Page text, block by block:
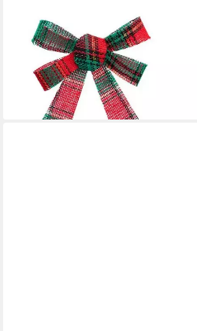
Weihnachtsbaumschleife Deko-
3er-Set, kariert
17,99 € UVP23,99 €
lieferbar - in 2-3 Werktagen bei dir